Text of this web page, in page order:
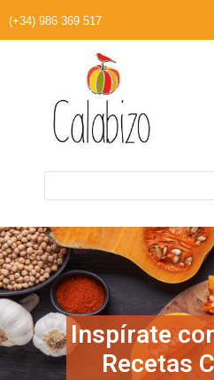
(+34) 986 369 517
Inspírate
Recetas